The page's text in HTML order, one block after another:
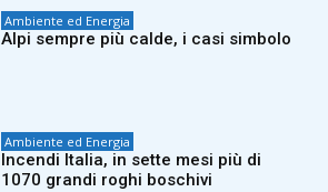
Ambiente ed Energia
Alpi sempre più calde, i casi simbolo
Ambiente ed Energia
Incendi Italia, in sette mesi più di
1070 grandi roghi boschivi